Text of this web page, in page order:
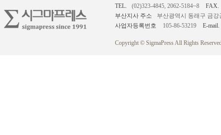
TEL.
(02)323-4845, 2062-5184~8
FAX.
부산지사 주소
부산광역시 동래구 금강
사업자등록번호
105-86-53219 E-mail.
Copyright © SigmaPress All Rights